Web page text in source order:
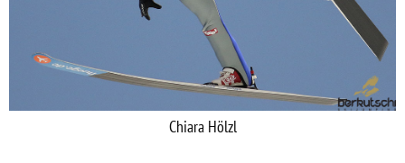
Chiara Hölzl